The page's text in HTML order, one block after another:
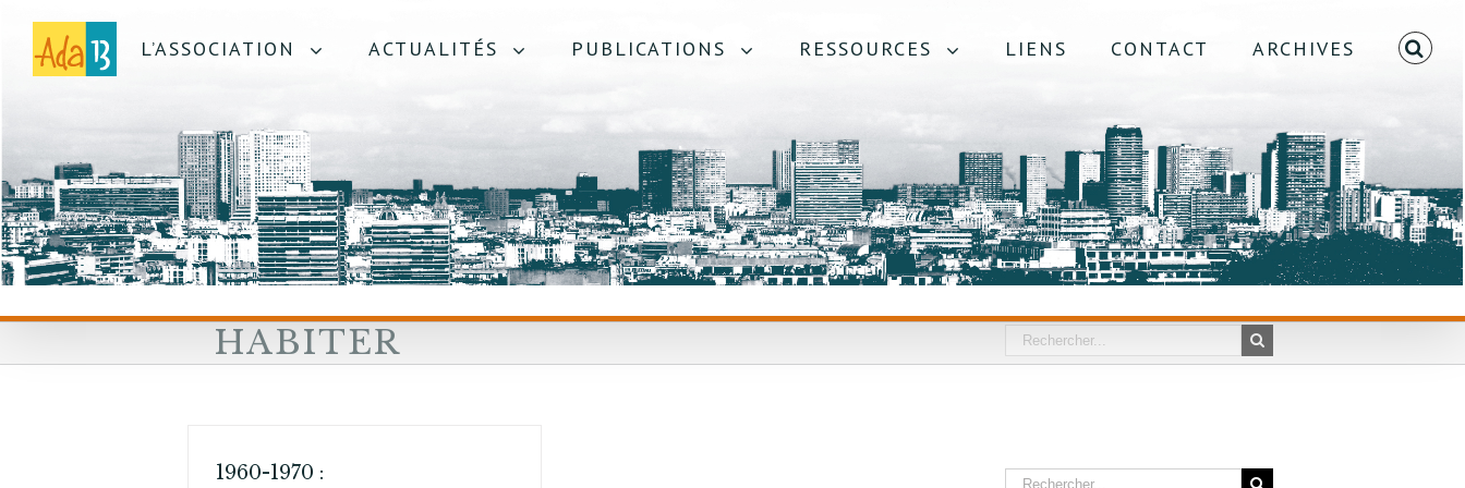
L’ASSOCIATION ACTUALITÉS PUBLICATIONS RESSOURCES LIENS CONTACT ARCHIVES
HABITER
1960-1970 :